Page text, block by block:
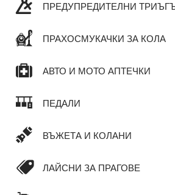
ПРЕДУПРЕДИТЕЛНИ
ПРАХОСМУКАЧКИ ЗА КОЛА
АВТО И МОТО АПТЕЧКИ
ПЕДАЛИ
ВЪЖЕТА И КОЛАНИ
ЛАЙСНИ ЗА ПРАГОВЕ